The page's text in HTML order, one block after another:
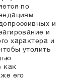
по
и
и
характера и
утолить
как
его